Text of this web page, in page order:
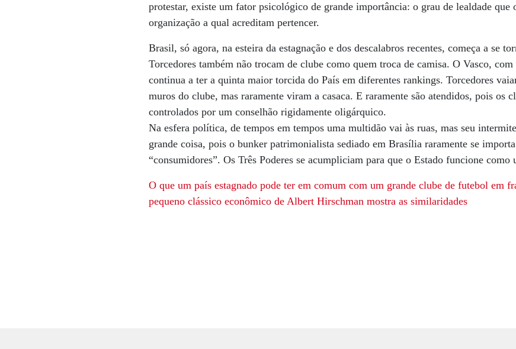
protestar, existe um fator psicológico de grande importância: o grau de lealdade que
organização a qual acreditam pertencer.
Brasil, só agora, na esteira da estagnação e dos descalabros recentes, começa a se
Torcedores também não trocam de clube como quem troca de camisa. O Vasco,
continua a ter a quinta maior torcida do País em diferentes rankings. Torcedores
muros do clube, mas raramente viram a casaca. E raramente são atendidos, pois os
controlados por um conselhão rigidamente oligárquico.
Na esfera política, de tempos em tempos uma multidão vai às ruas, mas seu
grande coisa, pois o bunker patrimonialista sediado em Brasília raramente se
“consumidores”. Os Três Poderes se acumpliciam para que o Estado funcione
O que um país estagnado pode ter em comum com um grande clube de futebol em
pequeno clássico econômico de Albert Hirschman mostra as similaridades